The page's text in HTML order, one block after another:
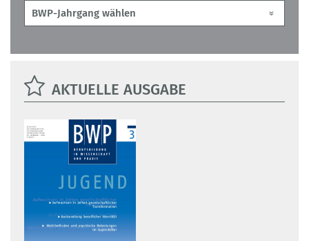
AKTUELLE AUSGABE